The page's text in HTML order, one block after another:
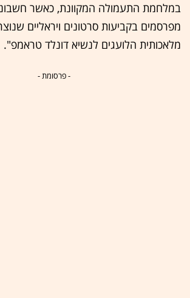
במלחמת התעמולה המקוונת, כאשר
מפרסמים בקביעות סרטונים ויראליים
מלאכותית הלועגים לנשיא דונלד טראמפ".
- פרסומת -